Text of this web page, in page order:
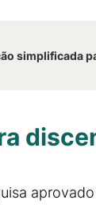
simplificada